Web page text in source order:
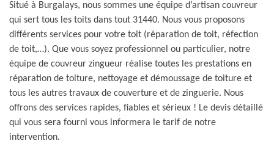
Situé à Burgalays, nous sommes une équipe d’artisan couvreur
qui sert tous les toits dans tout 31440. Nous vous proposons
différents services pour votre toit (réparation de toit, réfection
de toit,…). Que vous soyez professionnel ou particulier, notre
équipe de couvreur zingueur réalise toutes les prestations en
réparation de toiture, nettoyage et démoussage de toiture et
tous les autres travaux de couverture et de zinguerie. Nous
offrons des services rapides, fiables et sérieux ! Le devis détaillé
qui vous sera fourni vous informera le tarif de notre
intervention.